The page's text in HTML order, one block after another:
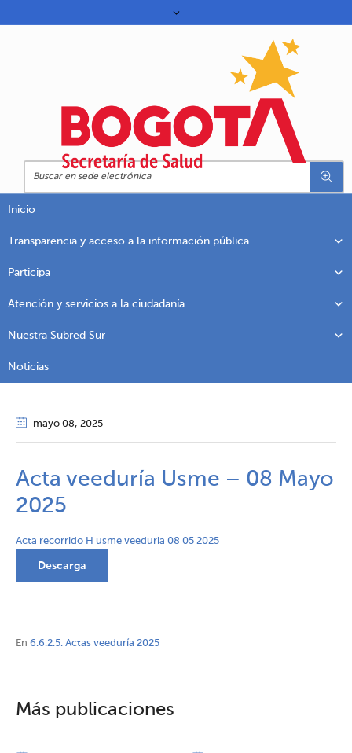
Inicio
Transparencia y acceso a la información pública
Participa
Atención y servicios a la ciudadanía
Nuestra Subred Sur
Noticias
mayo 08, 2025
Acta veeduría Usme – 08 Mayo
2025
Acta recorrido H usme veeduria 08 05 2025
Descarga
En 6.6.2.5. Actas veeduría 2025
Más publicaciones